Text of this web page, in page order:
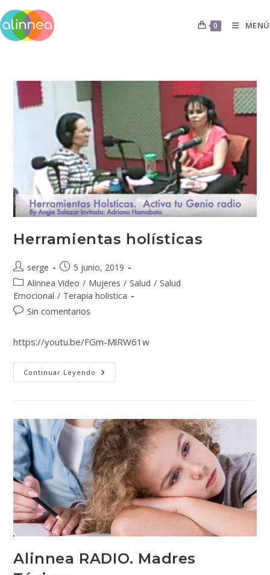
0 MENÚ
Herramientas holísticas
serge
5 junio, 2019
Alinnea Video / Mujeres / Salud / Salud
Emocional / Terapia holistica
Sin comentarios
https://youtu.be/FGm-MlRW61w
Continuar Leyendo
Alinnea RADIO. Madres